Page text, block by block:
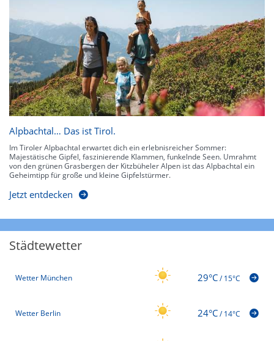
Alpbachtal… Das ist Tirol.
Im Tiroler Alpbachtal erwartet dich ein erlebnisreicher Sommer:
Majestätische Gipfel, faszinierende Klammen, funkelnde Seen. Umrahmt
von den grünen Grasbergen der Kitzbüheler Alpen ist das Alpbachtal ein
Geheimtipp für große und kleine Gipfelstürmer.
Jetzt entdecken
Städtewetter
Wetter München 29°C/15°C
Wetter Berlin 24°C/14°C